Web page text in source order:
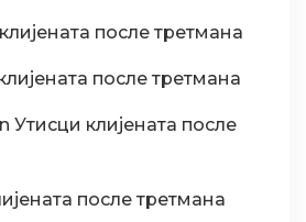
после третмана
после третмана
Утисци клијената после
после третмана